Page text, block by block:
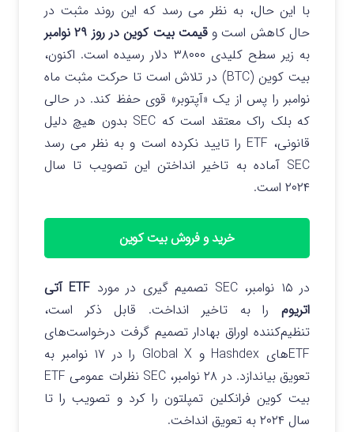
با این حال، به نظر می رسد که این روند مثبت در
حال کاهش است وقیمت بیت کوین در روز ۲۹ نوامبر
به زیر سطح کلیدی ۳۸۰۰۰ دلار رسیده است. اکنون،
بیت کوین (BTC) در تلاش است تا حرکت مثبت ماه
نوامبر را پس از یک «آپتوبر» قوی حفظ کند. در حالی
که بلک راک معتقد است که SEC بدون هیچ دلیل
قانونی، ETF را تایید نکرده است و به نظر می رسد
SEC آماده به تاخیر انداختن این تصویب تا سال
۲۰۲۴ است.
خرید و فروش بیت کوین
در ۱۵ نوامبر، SEC تصمیم گیری در مورد
ETF آتی
اتریومرا به تاخیر انداخت. قابل ذکر است،
تنظیم‌کننده اوراق بهادار تصمیم گرفت درخواست‌های
ETF‌های Hashdex و Global X را در ۱۷ نوامبر به
تعویق بیاندازد. در ۲۸ نوامبر، SEC نظرات عمومی ETF
بیت کوین فرانکلین تمپلتون را کرد و تصویب را تا
سال ۲۰۲۴ به تعویق انداخت.